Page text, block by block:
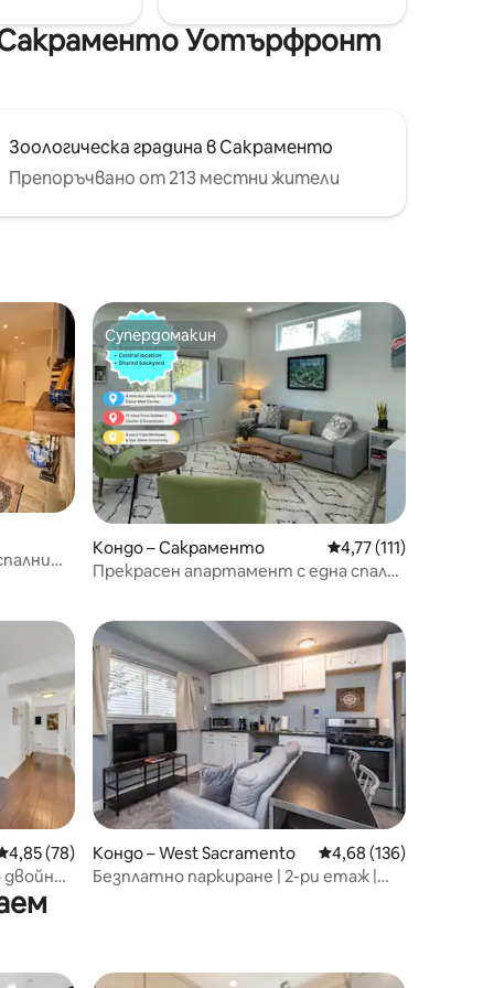
Сакраменто, центъра и Капитолия.
Сакраменто Уотърфронт
Зоологическа градина в Сакраменто
Препоръчвано от 213 местни жители
Супердомакин
Супердомакин
Кондо – Сакраменто Средна оценка: 4,77
4,77 (111)
Прекрасен апартамент с една спалня
оценка: 4,85 от 5, 78 отзива
4,85 (78)
двойно
Кондо – West Sacramento Средна оценка: 4,68
4,68 (136)
Безплатно паркиране | 2-ри етаж |